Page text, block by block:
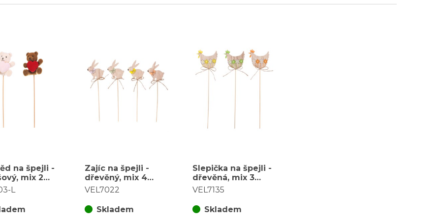
na špejli -
mix 2
vel. L, cena
L
Zajíc na špejli -
dřevěný, mix 4
druhů v balení,
VEL7022
Skladem
Slepička na špejli -
dřevěná, mix 3
druhů, cena za 1 ks
VEL7135
Skladem